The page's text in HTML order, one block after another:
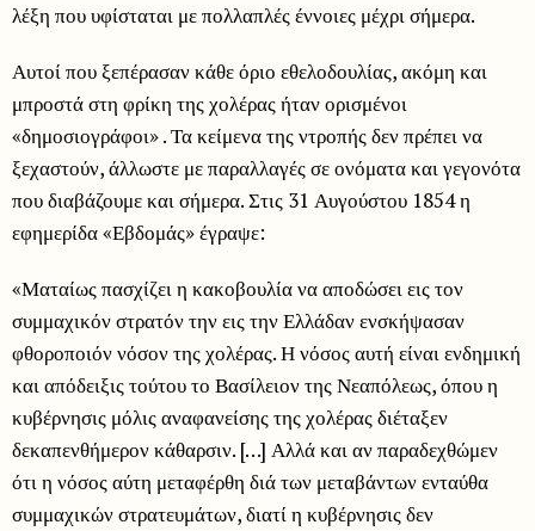
λέξη που υφίσταται με πολλαπλές έννοιες μέχρι σήμερα.
Αυτοί που ξεπέρασαν κάθε όριο εθελοδουλίας, ακόμη και
μπροστά στη φρίκη της χολέρας ήταν ορισμένοι
«δημοσιογράφοι» . Τα κείμενα της ντροπής δεν πρέπει να
ξεχαστούν, άλλωστε με παραλλαγές σε ονόματα και γεγονότα
που διαβάζουμε και σήμερα. Στις 31 Αυγούστου 1854 η
εφημερίδα «Εβδομάς» έγραψε:
«Ματαίως πασχίζει η κακοβουλία να αποδώσει εις τον
συμμαχικόν στρατόν την εις την Ελλάδαν ενσκήψασαν
φθοροποιόν νόσον της χολέρας. Η νόσος αυτή είναι ενδημική
και απόδειξις τούτου το Βασίλειον της Νεαπόλεως, όπου η
κυβέρνησις μόλις αναφανείσης της χολέρας διέταξεν
δεκαπενθήμερον κάθαρσιν. […] Αλλά και αν παραδεχθώμεν
ότι η νόσος αύτη μεταφέρθη διά των μεταβάντων ενταύθα
συμμαχικών στρατευμάτων, διατί η κυβέρνησις δεν